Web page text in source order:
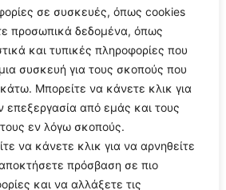
σε συσκευές, όπως cookies
προσωπικά δεδομένα, όπως
και τυπικές πληροφορίες που
συσκευή για τους σκοπούς που
Μπορείτε να κάνετε κλικ για
επεξεργασία από εμάς και τους
εν λόγω σκοπούς.
να κάνετε κλικ για να αρνηθείτε
πρόσβαση σε πιο
και να αλλάξετε τις
Follow Us